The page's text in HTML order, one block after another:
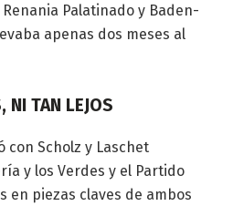
Palatinado y Baden-
apenas dos meses al
NI TAN LEJOS
con Scholz y Laschet
y los Verdes y el Partido
en piezas claves de ambos